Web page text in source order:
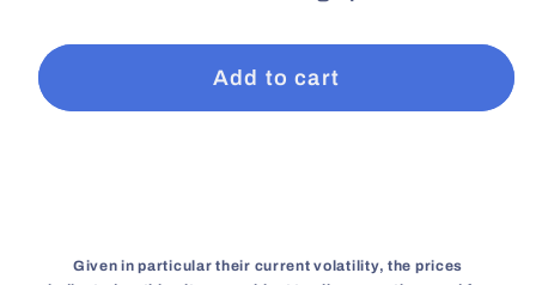
Add to cart
Given in particular their current volatility, the prices